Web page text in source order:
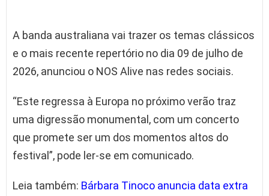
A banda australiana vai trazer os temas clássicos
e o mais recente repertório no dia 09 de julho de
2026, anunciou o NOS Alive nas redes sociais.
“Este regressa à Europa no próximo verão traz
uma digressão monumental, com um concerto
que promete ser um dos momentos altos do
festival”, pode ler-se em comunicado.
Leia também: Bárbara Tinoco anuncia data extra